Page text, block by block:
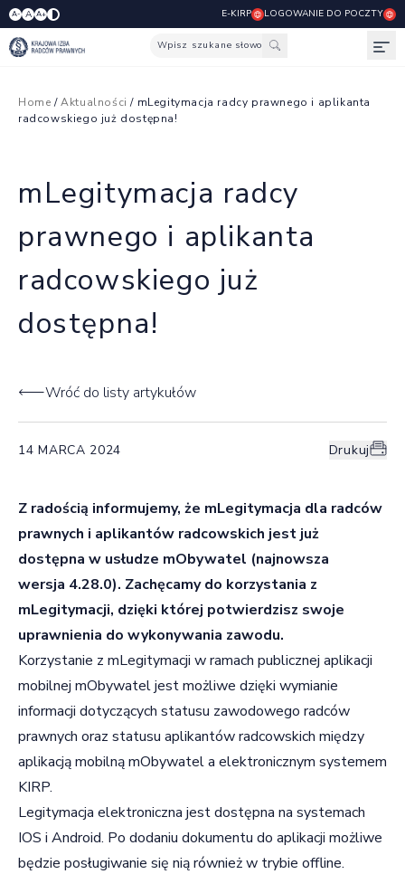
A- A A+ E-KIRP LOGOWANIE DO POCZTY
Wpisz szukane słowo
Home /Aktualności / mLegitymacja radcy prawnego i aplikanta
radcowskiego już dostępna!
mLegitymacja radcy
prawnego i aplikanta
radcowskiego już
dostępna!
Wróć do listy artykułów
14 MARCA 2024 Drukuj
Z radością informujemy, że mLegitymacja dla radców
prawnych i aplikantów radcowskich jest już
dostępna w usłudze mObywatel (najnowsza
wersja 4.28.0). Zachęcamy do korzystania z
mLegitymacji, dzięki której potwierdzisz swoje
uprawnienia do wykonywania zawodu.
Korzystanie z mLegitymacji w ramach publicznej aplikacji
mobilnej mObywatel jest możliwe dzięki wymianie
informacji dotyczących statusu zawodowego radców
prawnych oraz statusu aplikantów radcowskich między
aplikacją mobilną mObywatel a elektronicznym systemem
KIRP.
Legitymacja elektroniczna jest dostępna na systemach
IOS i Android. Po dodaniu dokumentu do aplikacji możliwe
będzie posługiwanie się nią również w trybie offline.